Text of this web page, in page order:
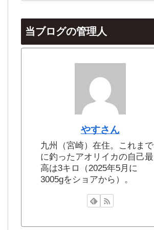
当ブログの管理人
やすさん
九州（宮崎）在住。これまで
に釣ったアオリイカの自己最
高は3キロ（2025年5月に
3005gをショアから）。